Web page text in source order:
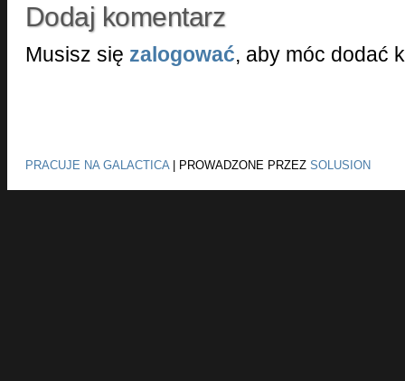
Dodaj komentarz
Musisz się zalogować, aby móc dodać
PRACUJE NA GALACTICA| PROWADZONE PRZEZ SOLUSION